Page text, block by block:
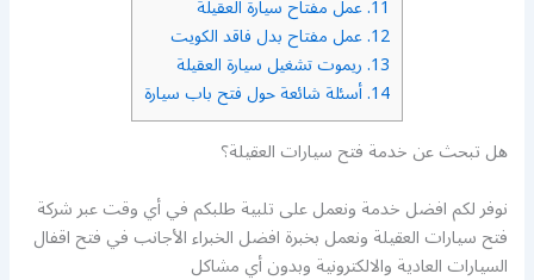
11. عمل مفتاح سيارة العقيلة
12. عمل مفتاح بدل فاقد الكويت
13. ريموت تشغيل سيارة العقيلة
14. أسئلة شائعة حول فتح باب سيارة
هل تبحث عن خدمة فتح سيارات العقيلة؟
نوفر لكم افضل خدمة ونعمل على تلبية طلبكم في أي وقت عبر شركة
فتح سيارات العقيلة ونعمل بخبرة افضل الخبراء الأجانب في فتح اقفال
السيارات العادية والالكترونية وبدون أي مشاكل